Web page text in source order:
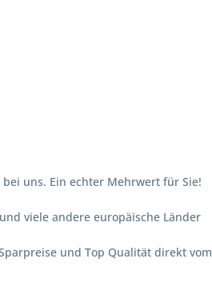
uns. Ein echter Mehrwert für Sie!
viele andere europäische Länder
und Top Qualität direkt vom